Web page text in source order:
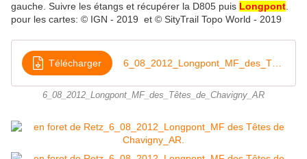
gauche. Suivre les étangs et récupérer la D805 puis Longpont
pour les cartes: © IGN - 2019 et © SityTrail Topo World - 2019
Télécharger
6_08_2012_Longpont_MF_des_Têtes_de_Chavigny_AR